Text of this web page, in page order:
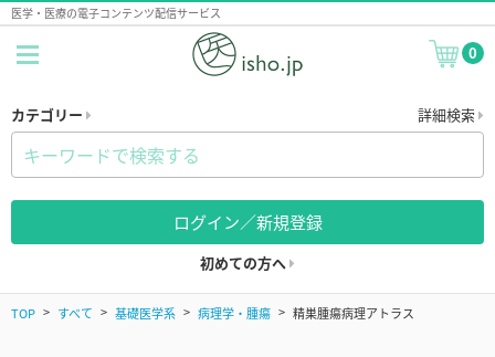
医学・医療の電子コンテンツ配信サービス
0
カテゴリー 詳細検索
ログイン／新規登録
初めての方へ
TOP すべて 基礎医学系 病理学・腫瘍 精巣腫瘍病理アトラス